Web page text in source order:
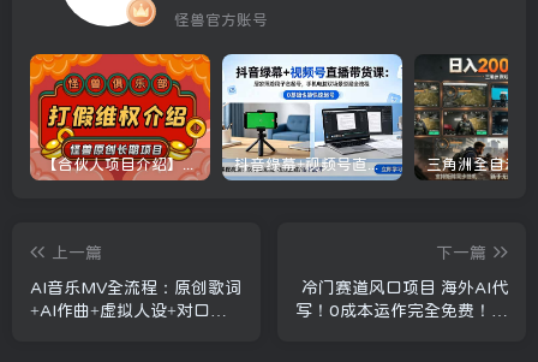
怪兽官方账号
【合伙人项目介绍】打假维权项目介绍 抖音绿幕+视频号直播带货课：居家照着稿子念起号，手机电脑双场景搭建全流程
上一篇
AI音乐MV全流程：原创歌词
+AI作曲+虚拟人设+对口型
下一篇
冷门赛道风口项目 海外AI代
写！0成本运作完全免费！当